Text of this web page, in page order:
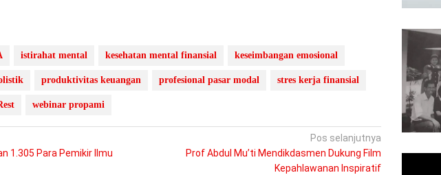
istirahat mental kesehatan mental finansial keseimbangan emosional
produktivitas keuangan profesional pasar modal stres kerja finansial
webinar propami
1.305 Para Pemikir Ilmu
Pos selanjutnya
Prof Abdul Mu’ti Mendikdasmen Dukung Film
Kepahlawanan Inspiratif